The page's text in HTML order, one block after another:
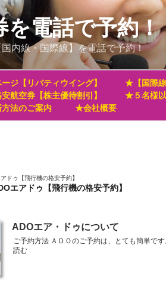
を電話で予約！
内線・国際線】を電話で予約！
ジ【リバティウイング】 ★【国際
航空券【株主優待割引】
★５名様以
法のご案内
★会社概要
ドゥ【飛行機の格安予約】
エアドゥ【飛行機の格安予約】
投
日:
ADOエア・ドゥについて
ご予約方法 ＡＤＯのご予約は、とても簡単で
読む